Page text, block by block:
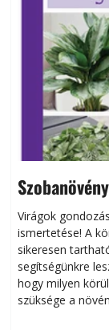
Virágok
ismertetése! A
sikeresen
segítségünkre
hogy milyen
szüksége a